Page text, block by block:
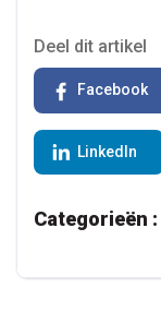
Deel dit artikel
Facebook
LinkedIn
Categorieën :